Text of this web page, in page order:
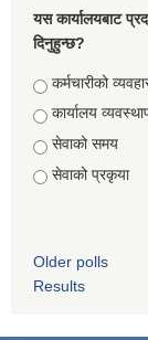
यस कार्यालयबाट
दिनुहुन्छ?
Choices
कर्मचारीको
कार्यालय
सेवाको समय
सेवाको प्रकृया
Older polls
Results